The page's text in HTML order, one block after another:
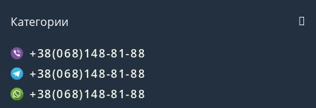
Категории
+38(068)148-81-88
+38(068)148-81-88
+38(068)148-81-88